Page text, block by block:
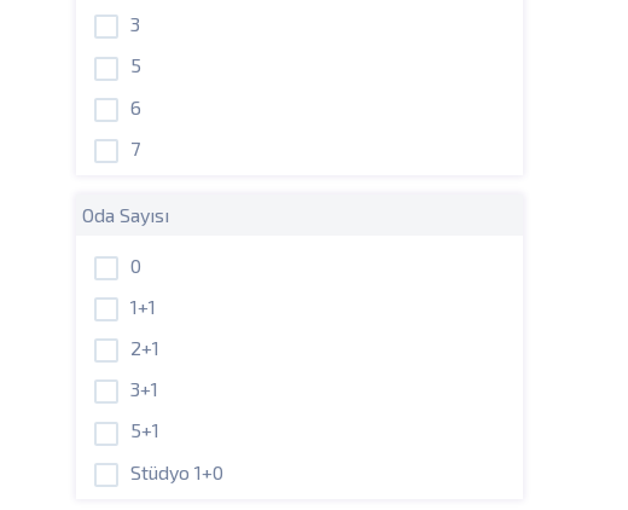
3
5
6
7
Oda Sayısı
0
1+1
2+1
3+1
5+1
Stüdyo 1+0